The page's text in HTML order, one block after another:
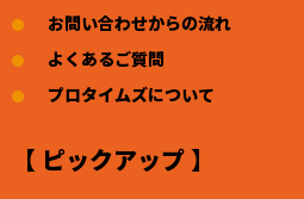
お問い合わせからの流れ
よくあるご質問
プロタイムズについて
【 ピックアップ 】